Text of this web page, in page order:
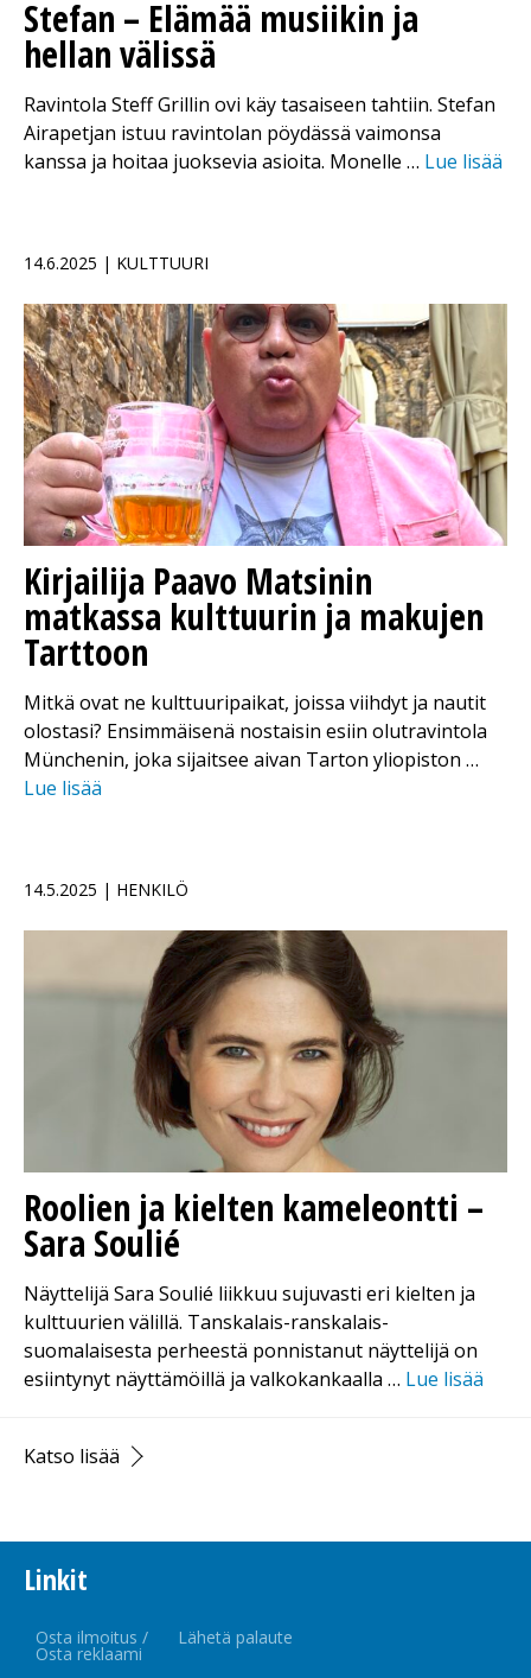
Stefan – Elämää musiikin ja
hellan välissä
Ravintola Steff Grillin ovi käy tasaiseen tahtiin. Stefan
Airapetjan istuu ravintolan pöydässä vaimonsa
kanssa ja hoitaa juoksevia asioita. Monelle … Lue lisää
14.6.2025 | KULTTUURI
Kirjailija Paavo Matsinin
matkassa kulttuurin ja makujen
Tarttoon
Mitkä ovat ne kulttuuripaikat, joissa viihdyt ja nautit
olostasi? Ensimmäisenä nostaisin esiin olutravintola
Münchenin, joka sijaitsee aivan Tarton yliopiston …
Lue lisää
14.5.2025 | HENKILÖ
Roolien ja kielten kameleontti –
Sara Soulié
Näyttelijä Sara Soulié liikkuu sujuvasti eri kielten ja
kulttuurien välillä. Tanskalais-ranskalais-
suomalaisesta perheestä ponnistanut näyttelijä on
esiintynyt näyttämöillä ja valkokankaalla … Lue lisää
Katso lisää
Linkit
Osta ilmoitus /
Osta reklaami
Lähetä palaute